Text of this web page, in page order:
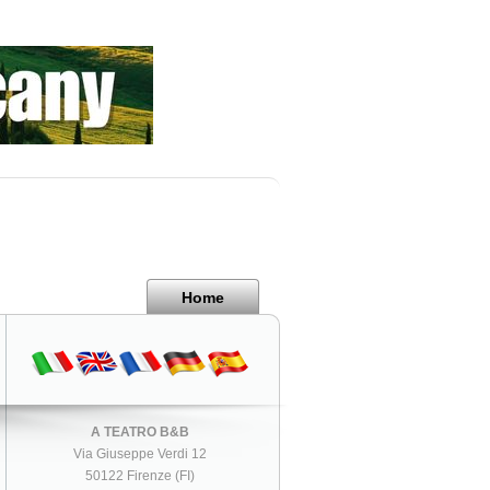
Home
A TEATRO B&B
Via Giuseppe Verdi 12
50122 Firenze (FI)